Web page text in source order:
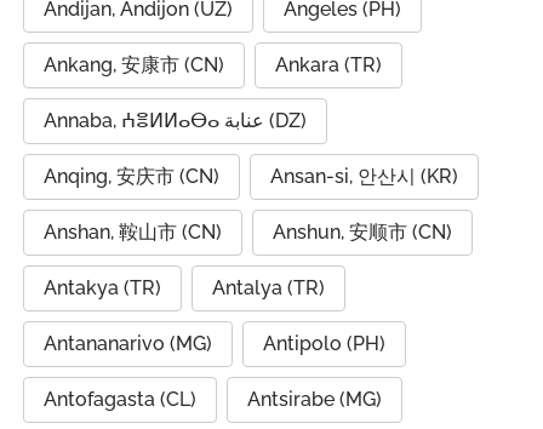
Andijan, Andijon (UZ) Angeles (PH)
Ankang, 安康市 (CN) Ankara (TR)
Annaba, ⵄⴻⵍⵍⴰⴱⴰ عنابة (DZ)
Anqing, 安庆市 (CN) Ansan-si, 안산시 (KR)
Anshan, 鞍山市 (CN) Anshun, 安顺市 (CN)
Antakya (TR) Antalya (TR)
Antananarivo (MG) Antipolo (PH)
Antofagasta (CL) Antsirabe (MG)